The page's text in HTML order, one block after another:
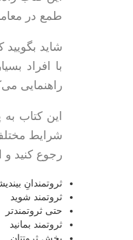
طمع در
شاید
با افراد
راهنمایی
این کتاب
شرایط
رجوع کنید و
ثروتمندانِ
ثروتمند شوید
حتی ثروتمندتر
ثروتمند بمانید
پخش ثروتتان